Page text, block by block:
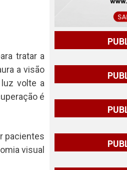
tratar a
a visão
volte a
é
pacientes
visual